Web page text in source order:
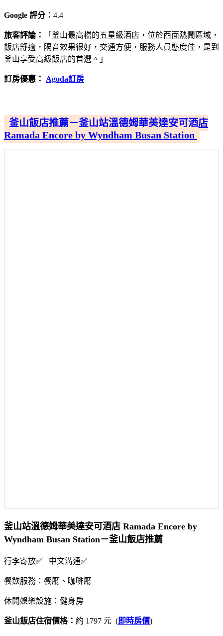
Google 評分： 4.4
旅客評論：
「釜山最高檔的五星級酒店，位於西面熱鬧區域，
飯店舒適，隔音效果很好，交通方便，服務人員態度佳，是到
釜山享受高級飯店的首選。」
訂房優惠： Agoda訂房
釜山飯店推薦－釜山站溫德姆華美達安可酒店
Ramada Encore by Wyndham Busan Station
釜山站溫德姆華美達安可酒店 Ramada Encore by
Wyndham Busan Station－釜山飯店推薦
行李寄放✅ 中文溝通✅
餐飲服務：餐廳、咖啡廳
休閒娛樂設施：健身房
釜山飯店住宿價格： 約 1797 元 (即時房價)